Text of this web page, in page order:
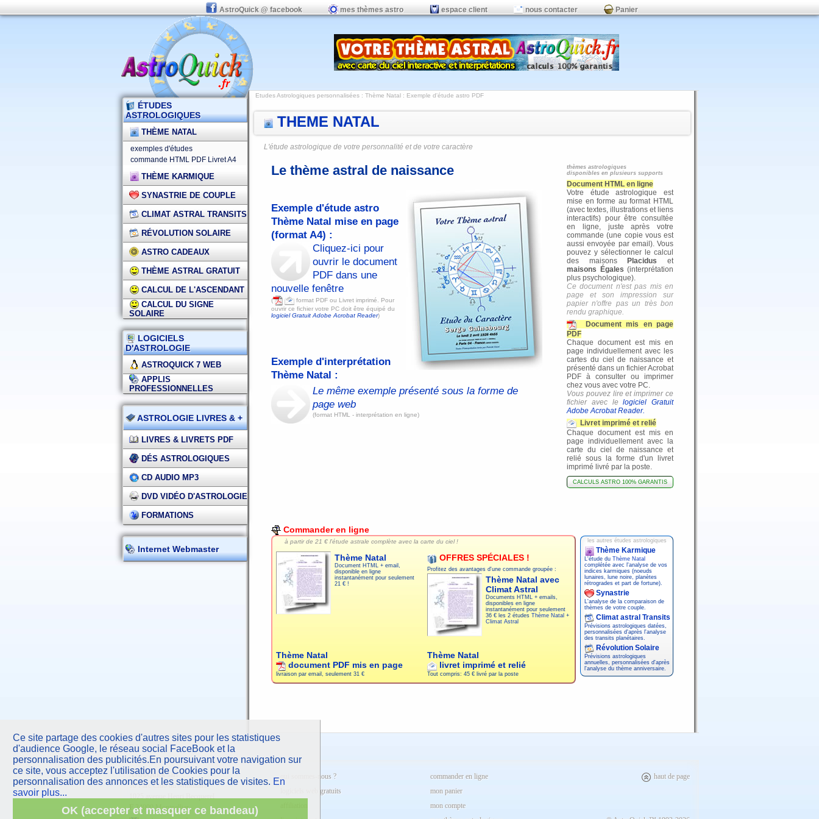
Ce site partage des cookies d'autres sites pour les statistiques
d'audience Google, le réseau social FaceBook et la
personnalisation des publicités.En poursuivant votre navigation sur
ce site, vous acceptez l'utilisation de Cookies pour la
personnalisation des annonces et les statistiques de visites. En
savoir plus...
OK (accepter et masquer ce bandeau)
AstroQuick @ facebook mes thèmes astro espace client nous contacter Panier
ÉTUDES
ASTROLOGIQUES
THÈME NATAL
exemples d'études
commande HTML PDF Livret A4
THÈME KARMIQUE
SYNASTRIE DE COUPLE
CLIMAT ASTRAL TRANSITS
RÉVOLUTION SOLAIRE
ASTRO CADEAUX
THÈME ASTRAL GRATUIT
CALCUL DE L'ASCENDANT
CALCUL DU SIGNE
SOLAIRE
LOGICIELS
D'ASTROLOGIE
ASTROQUICK 7 WEB
APPLIS
PROFESSIONNELLES
ASTROLOGIE LIVRES & +
LIVRES & LIVRETS PDF
DÉS ASTROLOGIQUES
CD AUDIO MP3
DVD VIDÉO D'ASTROLOGIE
FORMATIONS
Internet Webmaster
Etudes Astrologiques personnalisées : Thème Natal : Exemple d'étude astro PDF
THEME NATAL
L'étude astrologique de votre personnalité et de votre caractère
Le thème astral de naissance
Exemple d'étude astro
Thème Natal mise en page
(format A4) :
Cliquez-ici pour
ouvrir le document
PDF dans une
nouvelle fenêtre
(
format PDF ou Livret imprimé. Pour
ouvrir ce fichier votre PC doit être équipé du
logiciel Gratuit Adobe Acrobat Reader)
Exemple d'interprétation
Thème Natal :
Le même exemple présenté sous la forme de
page web
(format HTML - interprétation en ligne)
thèmes astrologiques
disponibles en plusieurs supports
Document HTML en ligne
Votre étude astrologique est
mise en forme au format HTML
(avec textes, illustrations et liens
interactifs) pour être consultée
en ligne, juste après votre
commande (une copie vous est
aussi envoyée par email). Vous
pouvez y sélectionner le calcul
des maisons
Placidus et
maisons Égales (interprétation
plus psychologique).
Ce document n'est pas mis en
page et son impression sur
papier n'offre pas un très bon
rendu graphique.
Document mis en page
PDF
Chaque document est mis en
page individuellement avec les
cartes du ciel de naissance et
présenté dans un fichier Acrobat
PDF à consulter ou imprimer
chez vous avec votre PC.
Vous pouvez lire et imprimer ce
fichier avec lelogiciel Gratuit
Adobe Acrobat Reader.
Livret imprimé et relié
Chaque document est mis en
page individuellement avec la
carte du ciel de naissance et
relié sous la forme d'un livret
imprimé livré par la poste.
CALCULS ASTRO 100% GARANTIS
Commander en ligne
à partir de 21 € l'étude astrale complète avec la carte du ciel !
Thème Natal
Document HTML + email,
disponible en ligne
instantanément pour seulement
21 € !
OFFRES SPÉCIALES !
Profitez des avantages d'une commande groupée :
Thème Natal avec
Climat Astral
Documents HTML + emails,
disponibles en ligne
instantanément pour seulement
36 € les 2 études Thème Natal +
Climat Astral
Thème Natal
document PDF mis en page
livraison par email, seulement 31 €
Thème Natal
livret imprimé et relié
Tout compris: 45 € livré par la poste
les autres études astrologiques
Thème Karmique
L'étude du Thème Natal
complétée avec l'analyse de vos
indices karmiques (noeuds
lunaires, lune noire, planètes
rétrogrades et part de fortune).
Synastrie
L'analyse de la comparaison de
thèmes de votre couple.
Climat astral Transits
Prévisions astrologiques datées,
personnalisées d'après l'analyse
des transits planétaires.
Révolution Solaire
Prévisions astrologiques
annuelles, personnalisées d'après
l'analyse du thème anniversaire.
AstroQuicksarl
10 Parc Club du Millénaire
1025 avenue Henri Becquerel
F 34000 Montpellier
qui sommes-nous ?
logiciels web gratuits
commander en ligne
mon panier
mon compte
haut de page